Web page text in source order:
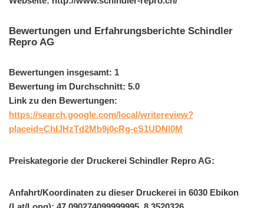
Bewertungen und Erfahrungsberichte Schindler
Repro AG
Bewertungen insgesamt: 1
Bewertung im Durchschnitt: 5.0
Link zu den Bewertungen:
https://search.google.com/local/writereview?
placeid=ChIJHzTd2Mb9j0cRg-cS1UDNl0M
Preiskategorie der Druckerei Schindler Repro AG:
Anfahrt/Koordinaten zu dieser Druckerei in 6030 Ebikon